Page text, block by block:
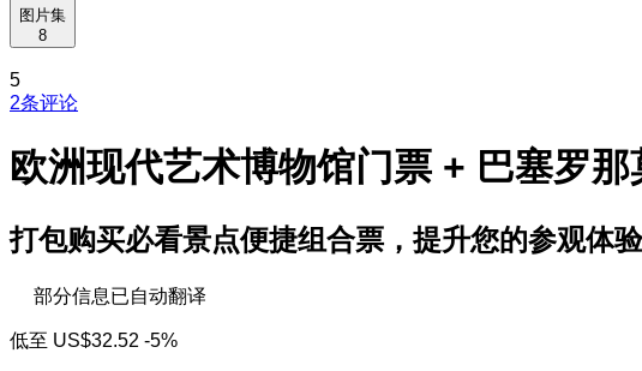
图片集
8
5
2条评论
欧洲现代艺术博物馆门票 + 巴塞罗
打包购买必看景点便捷组合票，提升您的参观体验
部分信息已自动翻译
低至 US$32.52 -5%